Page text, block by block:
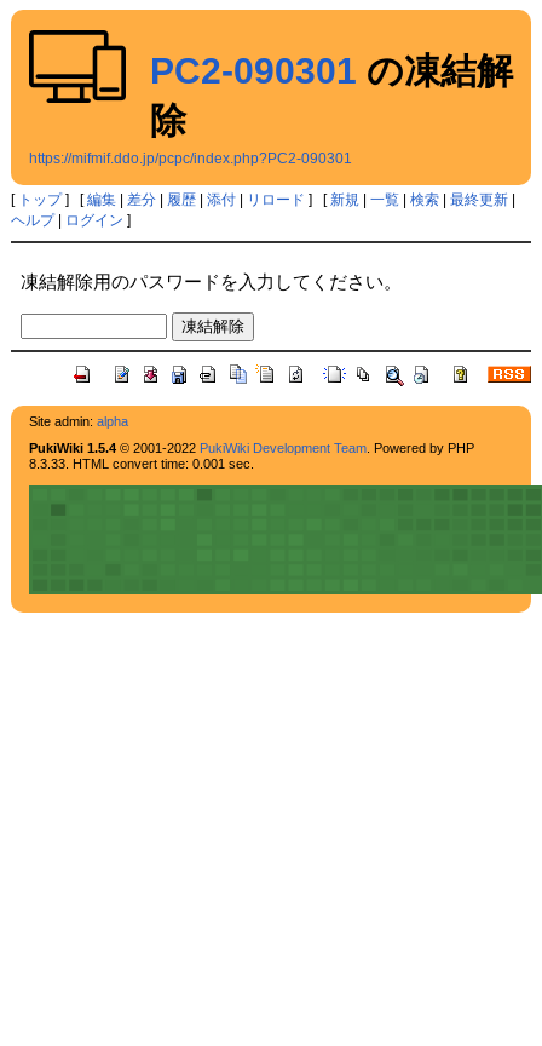
PC2-090301 の凍結解
除
https://mifmif.ddo.jp/pcpc/index.php?PC2-090301
[ トップ] [編集| 差分| 履歴| 添付| リロード ] [新規| 一覧| 検索| 最終更新|
ヘルプ| ログイン ]
凍結解除用のパスワードを入力してください。
Site admin: alpha
PukiWiki 1.5.4© 2001-2022 PukiWiki Development Team. Powered by PHP
8.3.33. HTML convert time: 0.001 sec.